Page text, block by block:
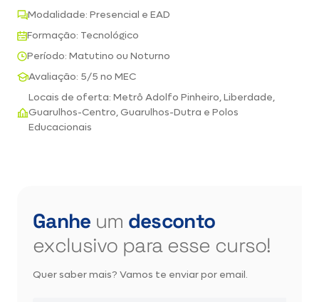
Modalidade: Presencial e EAD
Formação: Tecnológico
Período: Matutino ou Noturno
Avaliação: 5/5 no MEC
Locais de oferta: Metrô Adolfo Pinheiro, Liberdade,
Guarulhos-Centro, Guarulhos-Dutra e Polos
Educacionais
Ganhe um desconto
exclusivo para esse curso!
Quer saber mais? Vamos te enviar por email.